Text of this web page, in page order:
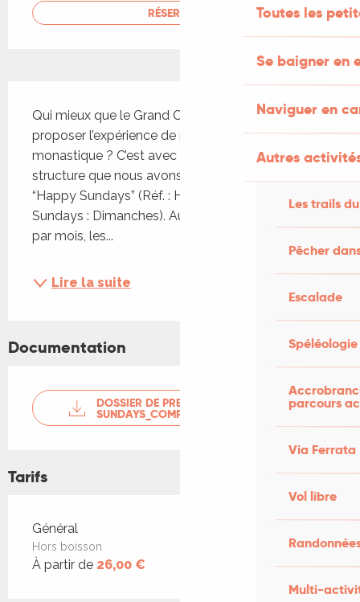
Toutes les
Se baigner en
Naviguer en
Autres
Les trails
Pêcher
Escalade
Spéléologie
parcours
Via Ferrata
Vol libre
Multi-
RÉSERVER
Qui mieux que le Grand Couvent de Gramat peut
proposer l’expérience de repas issus de la cuisine
monastique ? C’est avec l’arrivée d’API dans notre
structure que nous avons décidé de lancer les
“Happy Sundays” (Réf. : Happy : heureux ;
Sundays : Dimanches). Au rythme d’un dimanche
par mois, les...
Lire la suite
Documentation
DOSSIER DE PRESSE HAPPY
SUNDAYS_COMPRESSED
Tarifs
Tarifs 2026
Général
Hors boisson
À partir de 26,00 €